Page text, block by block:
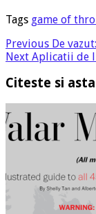
Tags game of
Previous De
Next Aplicatii de
Citeste si asta